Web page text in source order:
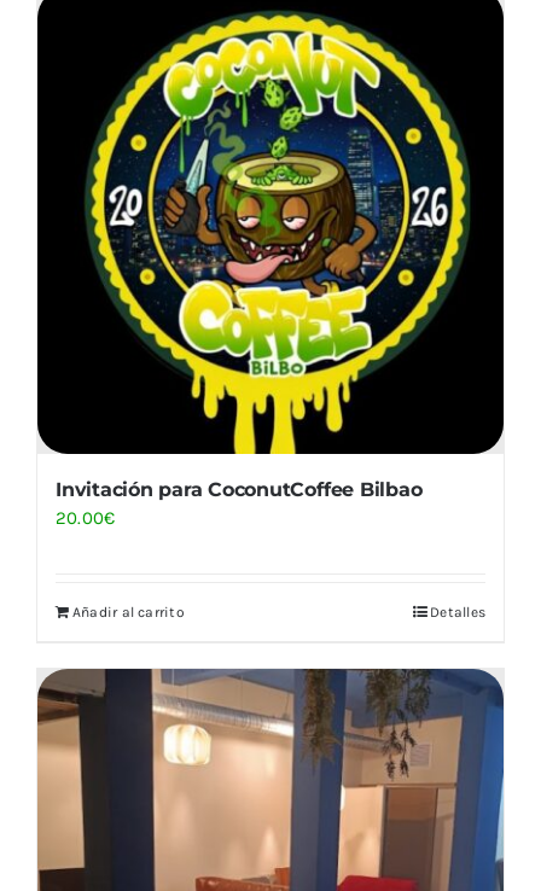
Invitación para CoconutCoffee Bilbao
20.00€
Añadir al carrito Detalles